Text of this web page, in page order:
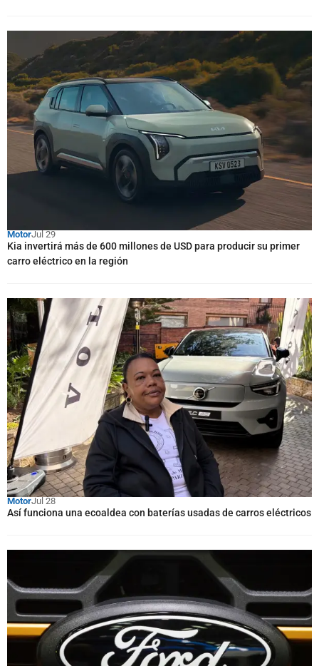
MotorJul 29
Kia invertirá más de 600 millones de USD para producir su primer
carro eléctrico en la región
MotorJul 28
Así funciona una ecoaldea con baterías usadas de carros eléctricos